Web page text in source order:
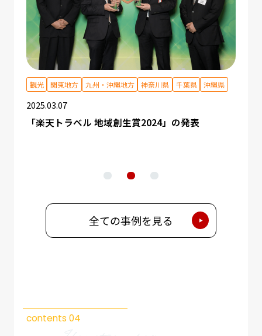
観光 関東地方 九州・沖縄地方 神奈川県 千葉県 沖縄県
2025.03.07
「楽天トラベル 地域創生賞2024」の発表
全ての事例を見る
contents 04